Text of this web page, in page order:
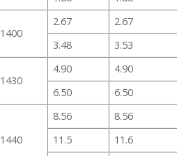
1400
2.67
2.67
3.48
3.53
1430
4.90
4.90
6.50
6.50
1440
8.56
8.56
11.5
11.6